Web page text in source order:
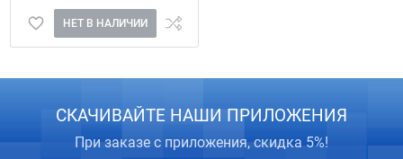
НЕТ В НАЛИЧИИ
СКАЧИВАЙТЕ НАШИ ПРИЛОЖЕНИЯ
При заказе с приложения, скидка 5%!